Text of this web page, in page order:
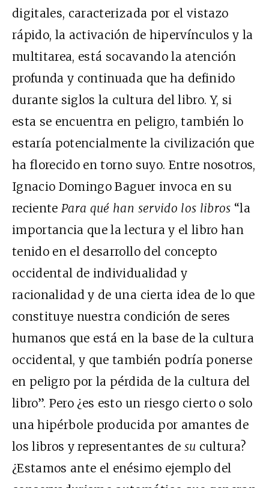
digitales, caracterizada por el vistazo
rápido, la activación de hipervínculos y la
multitarea, está socavando la atención
profunda y continuada que ha definido
durante siglos la cultura del libro. Y, si
esta se encuentra en peligro, también lo
estaría potencialmente la civilización que
ha florecido en torno suyo. Entre nosotros,
Ignacio Domingo Baguer invoca en su
recientePara qué han servido los libros “la
importancia que la lectura y el libro han
tenido en el desarrollo del concepto
occidental de individualidad y
racionalidad y de una cierta idea de lo que
constituye nuestra condición de seres
humanos que está en la base de la cultura
occidental, y que también podría ponerse
en peligro por la pérdida de la cultura del
libro”. Pero ¿es esto un riesgo cierto o solo
una hipérbole producida por amantes de
los libros y representantes de su cultura?
¿Estamos ante el enésimo ejemplo del